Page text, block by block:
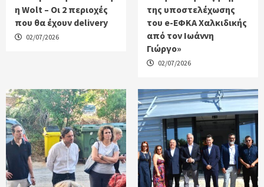
η Wolt – Οι 2 περιοχές
που θα έχουν delivery
02/07/2026
της υποστελέχωσης
του e-ΕΦΚΑ Χαλκιδικής
από τον Ιωάννη
Γιώργο»
02/07/2026